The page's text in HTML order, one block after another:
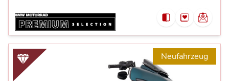
Neufahrzeug